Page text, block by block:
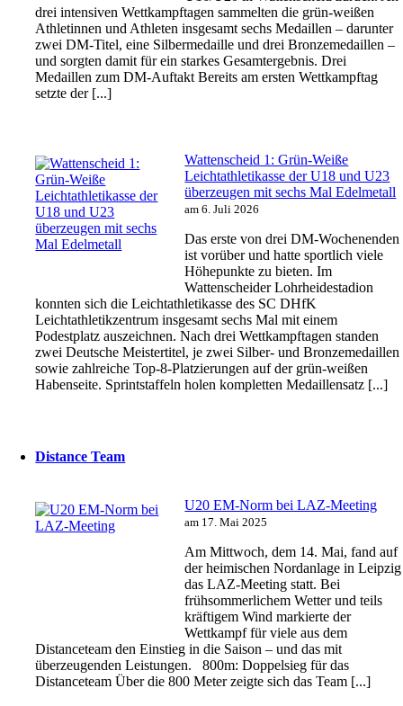
drei intensiven Wettkampftagen sammelten die grün-weißen
Athletinnen und Athleten insgesamt sechs Medaillen – darunter
zwei DM-Titel, eine Silbermedaille und drei Bronzemedaillen –
und sorgten damit für ein starkes Gesamtergebnis. Drei
Medaillen zum DM-Auftakt Bereits am ersten Wettkampftag
setzte der [...]
Wattenscheid 1: Grün-Weiße
Leichtathletikasse der U18 und U23
überzeugen mit sechs Mal Edelmetall
am 6. Juli 2026
Das erste von drei DM-Wochenenden
ist vorüber und hatte sportlich viele
Höhepunkte zu bieten. Im
Wattenscheider Lohrheidestadion
konnten sich die Leichtathletikasse des SC DHfK
Leichtathletikzentrum insgesamt sechs Mal mit einem
Podestplatz auszeichnen. Nach drei Wettkampftagen standen
zwei Deutsche Meistertitel, je zwei Silber- und Bronzemedaillen
sowie zahlreiche Top-8-Platzierungen auf der grün-weißen
Habenseite. Sprintstaffeln holen kompletten Medaillensatz [...]
Distance Team
U20 EM-Norm bei LAZ-Meeting
am 17. Mai 2025
Am Mittwoch, dem 14. Mai, fand auf
der heimischen Nordanlage in Leipzig
das LAZ-Meeting statt. Bei
frühsommerlichem Wetter und teils
kräftigem Wind markierte der
Wettkampf für viele aus dem
Distanceteam den Einstieg in die Saison – und das mit
überzeugenden Leistungen. 800m: Doppelsieg für das
Distanceteam Über die 800 Meter zeigte sich das Team [...]